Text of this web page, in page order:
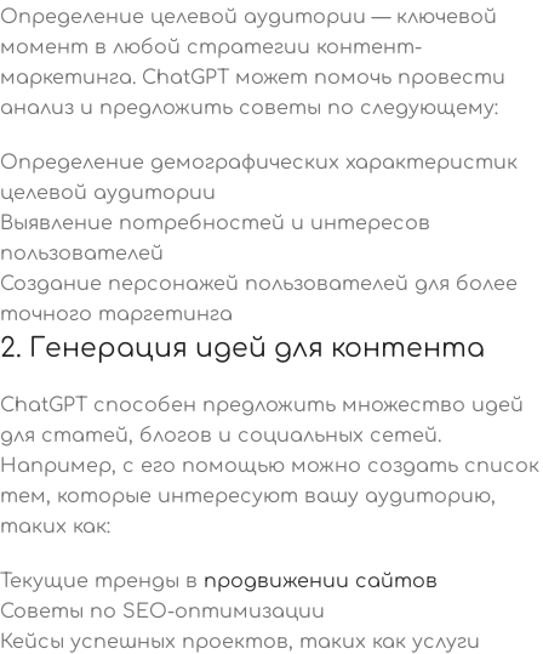
Определение целевой аудитории — ключевой
момент в любой стратегии контент-
маркетинга. ChatGPT может помочь провести
анализ и предложить советы по следующему:
Определение демографических характеристик
целевой аудитории
Выявление потребностей и интересов
пользователей
Создание персонажей пользователей для более
точного таргетинга
2. Генерация идей для контента
ChatGPT способен предложить множество идей
для статей, блогов и социальных сетей.
Например, с его помощью можно создать список
тем, которые интересуют вашу аудиторию,
таких как:
Текущие тренды в продвижении сайтов
Советы по SEO-оптимизации
Кейсы успешных проектов, таких как услуги